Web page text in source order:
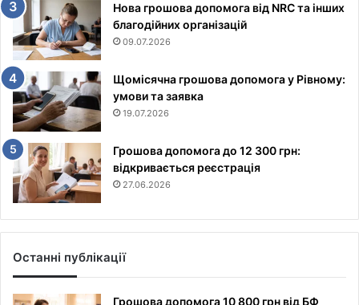
Нова грошова допомога від NRC та інших
благодійних організацій
09.07.2026
Щомісячна грошова допомога у Рівному:
умови та заявка
19.07.2026
Грошова допомога до 12 300 грн:
відкривається реєстрація
27.06.2026
Останні публікації
Грошова допомога 10 800 грн від БФ